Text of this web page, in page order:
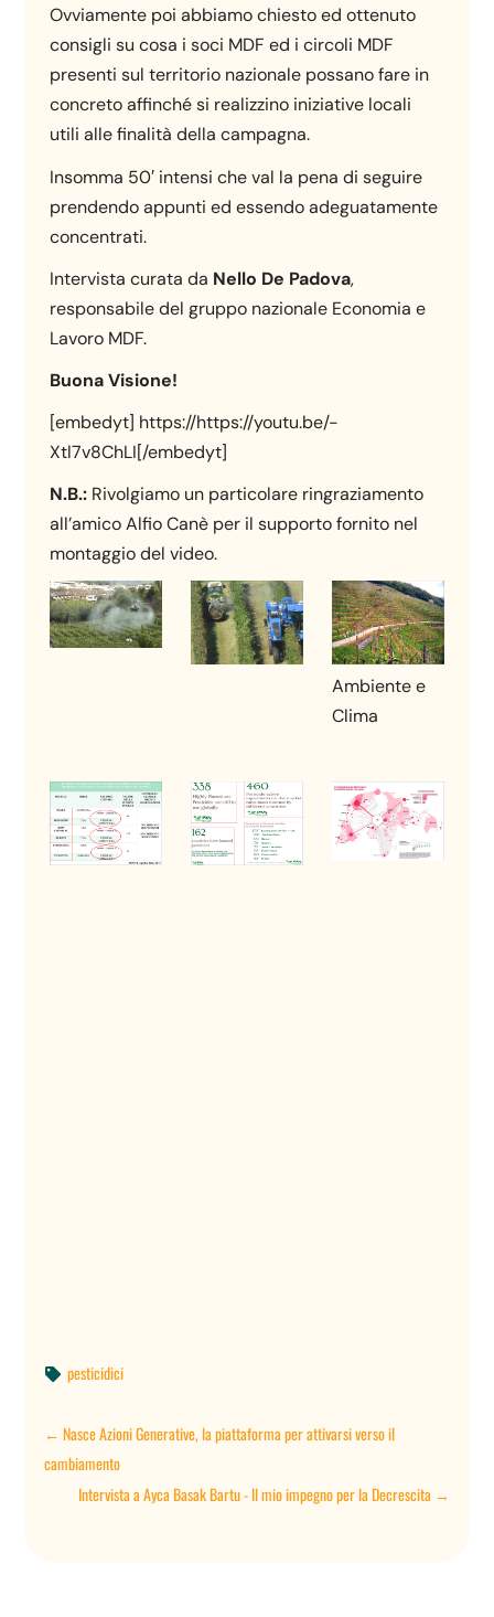
Ovviamente poi abbiamo chiesto ed ottenuto
consigli su cosa i soci MDF ed i circoli MDF
presenti sul territorio nazionale possano fare in
concreto affinché si realizzino iniziative locali
utili alle finalità della campagna.
Insomma 50′ intensi che val la pena di seguire
prendendo appunti ed essendo adeguatamente
concentrati.
Intervista curata da Nello De Padova,
responsabile del gruppo nazionale Economia e
Lavoro MDF.
Buona Visione!
[embedyt] https://https://youtu.be/-
Xtl7v8ChLI[/embedyt]
N.B.: Rivolgiamo un particolare ringraziamento
all’amico Alfio Canè per il supporto fornito nel
montaggio del video.
Ambiente e
Clima
 pesticidici
←Nasce Azioni Generative, la piattaforma per attivarsi verso il
cambiamento
Intervista a Ayca Basak Bartu - Il mio impegno per la Decrescita→